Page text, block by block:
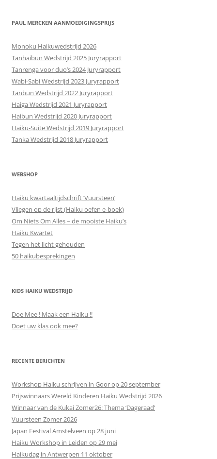
PAUL MERCKEN AANMOEDIGINGSPRIJS
Monoku Haikuwedstrijd 2026
Tanhaibun Wedstrijd 2025 Juryrapport
Tanrenga voor duo’s 2024 Juryrapport
Wabi-Sabi Wedstrijd 2023 Juryrapport
Tanbun Wedstrijd 2022 Juryrapport
Haiga Wedstrijd 2021 Juryrapport
Haibun Wedstrijd 2020 Juryrapport
Haiku-Suite Wedstrijd 2019 Juryrapport
Tanka Wedstrijd 2018 Juryrapport
WEBSHOP
Haiku kwartaaltijdschrift ‘Vuursteen’
Vliegen op de rijst (Haiku oefen e-boek)
Om Niets Om Alles – de mooiste Haiku’s
Haiku Kwartet
Tegen het licht gehouden
50 haikubesprekingen
KIDS HAIKU WEDSTRIJD
Doe Mee ! Maak een Haiku !!
Doet uw klas ook mee?
RECENTE BERICHTEN
Workshop Haiku schrijven in Goor op 20 september
Prijswinnaars Wereld Kinderen Haiku Wedstrijd 2026
Winnaar van de Kukai Zomer26: Thema ‘Dageraad’
Vuursteen Zomer 2026
Japan Festival Amstelveen op 28 juni
Haiku Workshop in Leiden op 29 mei
Haikudag in Antwerpen 11 oktober